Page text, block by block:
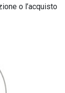
o l’acquisto